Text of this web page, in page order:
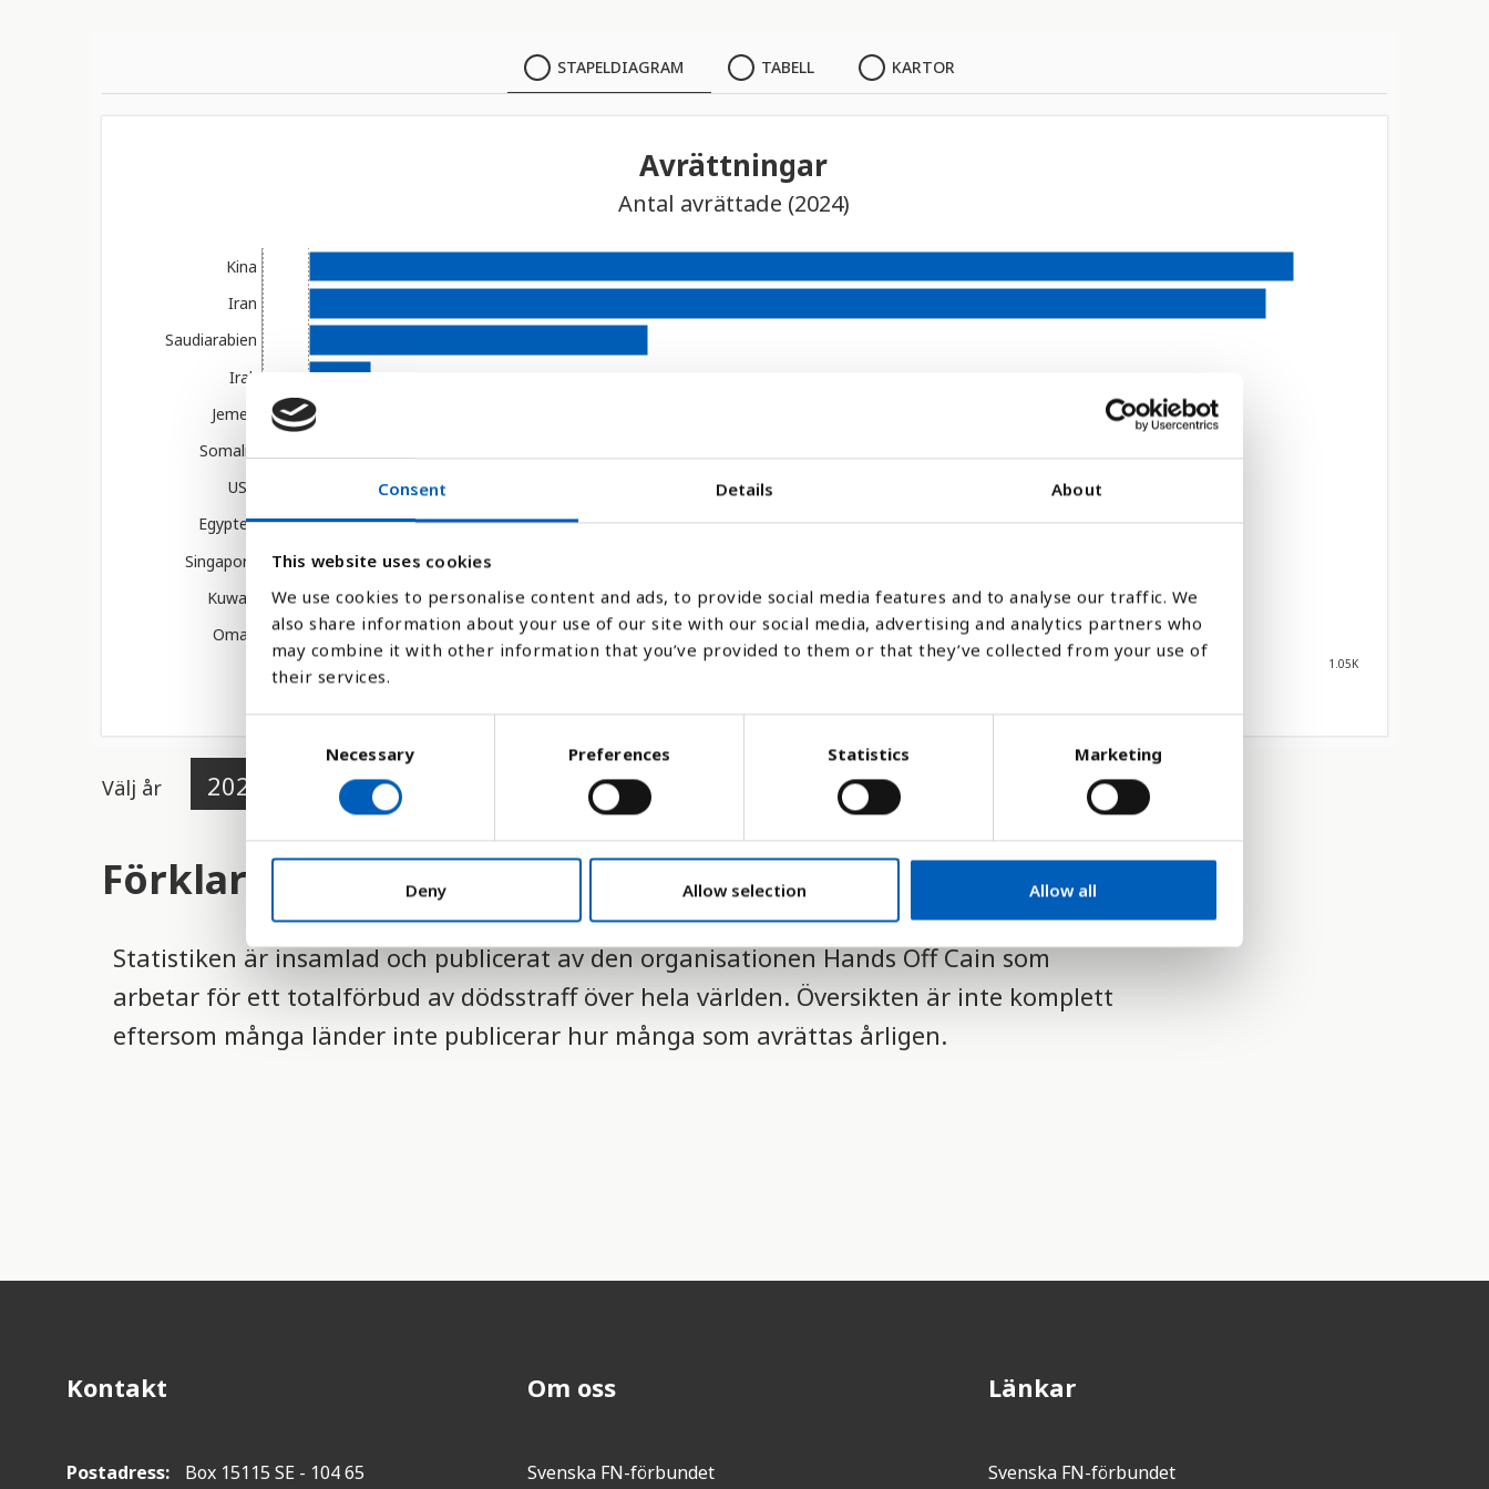
Consent Details About
This website uses cookies
We use cookies to personalise content and ads, to provide social media features and to analyse our traffic. We
also share information about your use of our site with our social media, advertising and analytics partners who
may combine it with other information that you’ve provided to them or that they’ve collected from your use of
their services.
o
n
s
e
l
e
c
t
Necessary Preferences Statistics Marketing
Deny Allow selection Allow all
STAPELDIAGRAM TABELL KARTOR
Avrättningar
Antal avrättade (2024)
1.05K
Kina
Iran
Saudiarabien
Irak
Jemen
Somalia
USA
Egypten
Singapore
Kuwait
Oman
Välj år
Förklaring
Statistiken är insamlad och publicerat av den organisationen Hands Off Cain som
arbetar för ett totalförbud av dödsstraff över hela världen. Översikten är inte komplett
eftersom många länder inte publicerar hur många som avrättas årligen.
Kontakt
Postadress:
Box 15115 SE - 104 65
Om oss
Svenska FN-förbundet
Länkar
Svenska FN-förbundet